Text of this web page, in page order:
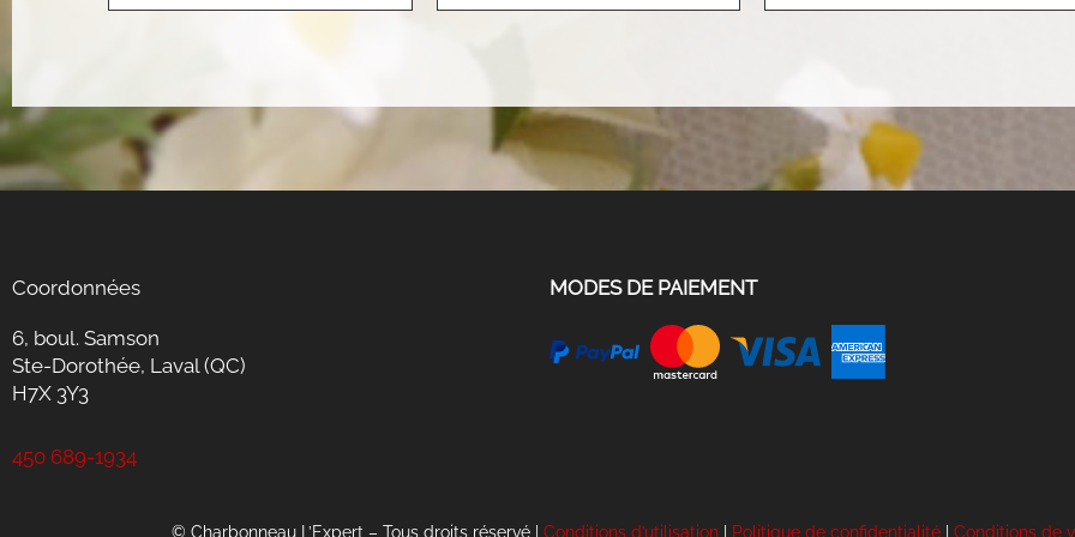
Coordonnées
6, boul. Samson
Ste-Dorothée, Laval (QC)
H7X 3Y3
450 689-1934
MODES DE PAIEMENT
© Charbonneau L’Expert – Tous droits réservé | Conditions d’utilisation | Politique de confidentialité | Conditions de